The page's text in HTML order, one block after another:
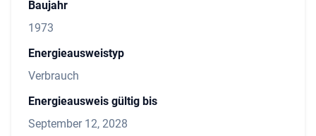
Baujahr
1973
Energieausweistyp
Verbrauch
Energieausweis gültig bis
September 12, 2028